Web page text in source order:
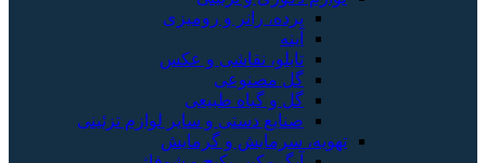
پرده، رانر و رومیزی
آینه
تابلو، نقاشی و عکس
گل مصنوعی
گل و گیاه طبیعی
صنایع دستی و سایر لوازم تزئینی
تهویه، سرمایش و گرمایش